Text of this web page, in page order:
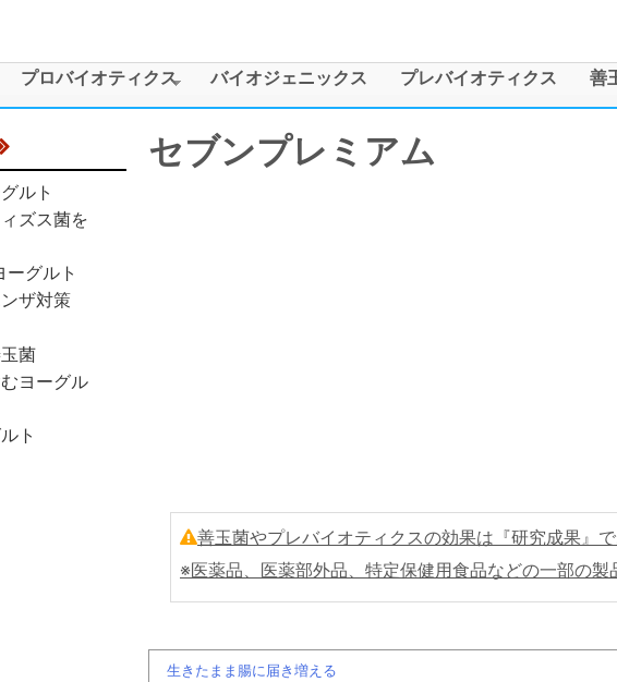
プロバイオティクス バイオジェニックス プレバイオティクス 善
セブンプレミアム
善玉菌やプレバイオティクスの効果は『研究成果』
※医薬品、医薬部外品、特定保健用食品などの一部の
生きたまま腸に届き増える
ルト
ズス菌を
グルト
ザ対策
菌
ヨーグル
ト